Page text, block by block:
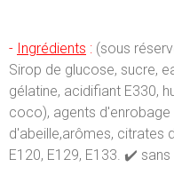
- Ingrédients : (sous
Sirop de glucose, sucre,
gélatine, acidifiant E330,
coco), agents d'enrobage
d'abeille,arômes, citrates
E120, E129, E133. ✔️